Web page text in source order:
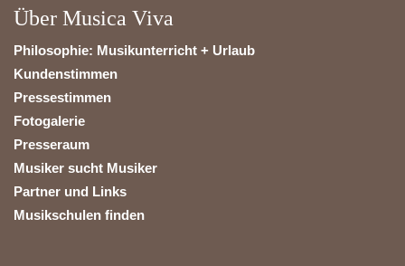
Über Musica Viva
Philosophie: Musikunterricht + Urlaub
Kundenstimmen
Pressestimmen
Fotogalerie
Presseraum
Musiker sucht Musiker
Partner und Links
Musikschulen finden